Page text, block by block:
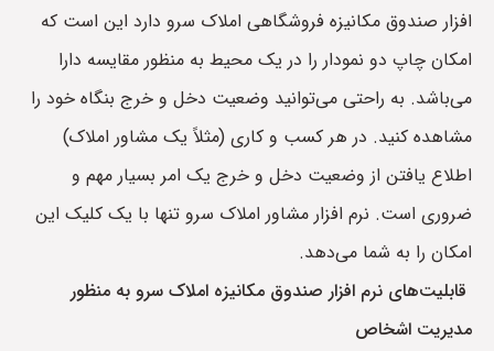
افزار صندوق مکانیزه فروشگاهی املاک سرو دارد این است که
امکان چاپ دو نمودار را در یک محیط به منظور مقایسه دارا
می‌باشد. به راحتی می‌توانید وضعیت دخل و خرج بنگاه خود را
مشاهده کنید. در هر کسب و کاری (مثلاً یک مشاور املاک)
اطلاع یافتن از وضعیت دخل و خرج یک امر بسیار مهم و
ضروری است. نرم افزار مشاور املاک سرو تنها با یک کلیک این
امکان را به شما می‌دهد.
قابلیت‌های نرم افزار صندوق مکانیزه املاک سرو به منظور
مدیریت اشخاص